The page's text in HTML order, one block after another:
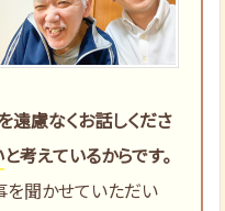
遠慮なくお話しくださ
と考えているからです。
を聞かせていただい